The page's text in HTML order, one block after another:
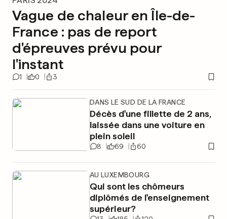
Vague de chaleur en Île-de-
France : pas de report
d'épreuves prévu pour
l'instant
1 0 3
DANS LE SUD DE LA FRANCE
Décès d'une fillette de 2 ans,
laissée dans une voiture en
plein soleil
8 69 60
AU LUXEMBOURG
Qui sont les chômeurs
diplômés de l'enseignement
supérieur?